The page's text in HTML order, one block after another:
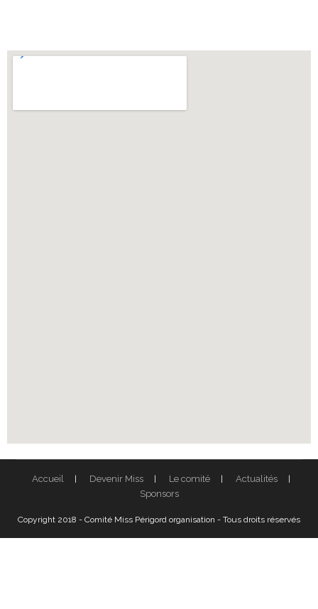
Accueil Devenir Miss Le comité
Actualités
Sponsors
Copyright 2018 - Comité Miss Périgord organisation - Tous droits réservés